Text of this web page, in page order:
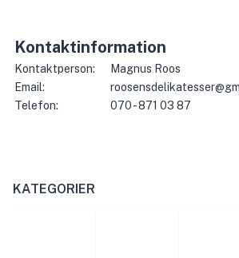
Kontaktinformation
Kontaktperson:
Magnus Roos
Email:
Telefon:
070 - 871 03 87
KATEGORIER